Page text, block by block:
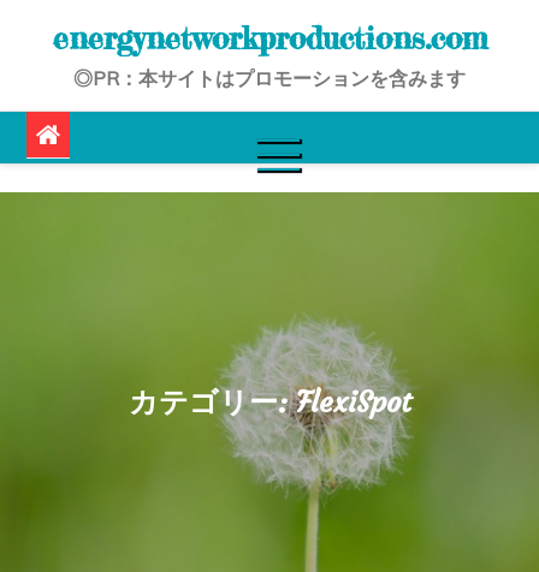
energynetworkproductions.com
◎PR：本サイトはプロモーションを含みます
カテゴリー:FlexiSpot